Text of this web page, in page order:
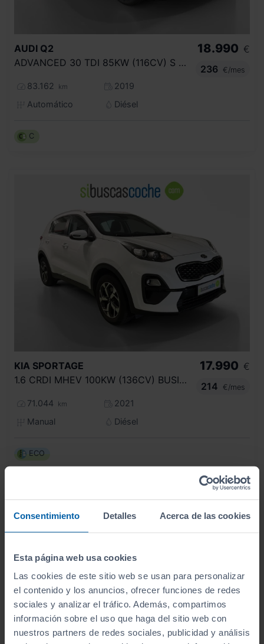
Consentimiento Detalles Acerca de las cookies
Esta página web usa cookies
Las cookies de este sitio web se usan para personalizar
el contenido y los anuncios, ofrecer funciones de redes
sociales y analizar el tráfico. Además, compartimos
información sobre el uso que haga del sitio web con
nuestros partners de redes sociales, publicidad y análisis
AUDI Q2
ADVANCED 30 TDI 85KW (116CV) S TRONIC
83.162 km
2019
Automático
Diésel
18.990 €
236
€/mes
C
KIA SPORTAGE
1.6 CRDI MHEV 100KW (136CV) BUSINESS 4X2
71.044 km
2021
Manual
Diésel
17.990 €
214
€/mes
ECO